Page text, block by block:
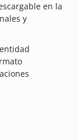
en la
y